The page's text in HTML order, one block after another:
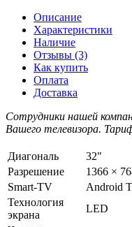
Описание
Характеристики
Наличие
Отзывы (3)
Как купить
Оплата
Доставка
Сотрудники нашей
Вашего телевизора.
Диагональ
32"
Разрешение
1366 ×
Smart-TV
Android
Технология
экрана
LED